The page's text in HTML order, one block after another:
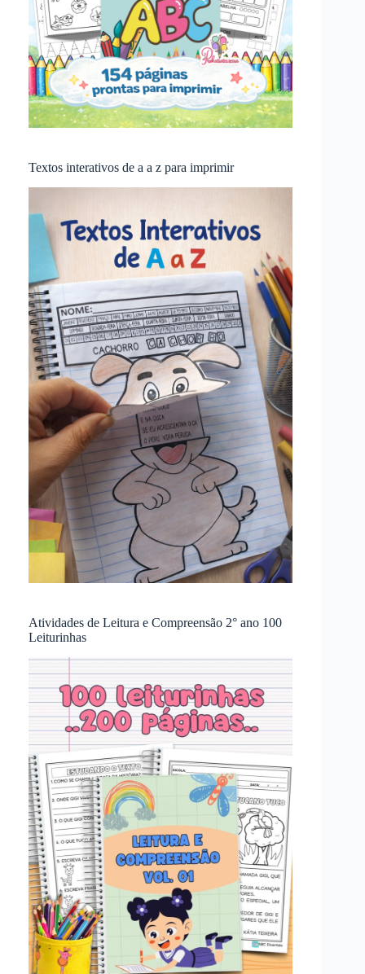
Textos interativos de a a z para imprimir
Atividades de Leitura e Compreensão 2° ano 100
Leiturinhas